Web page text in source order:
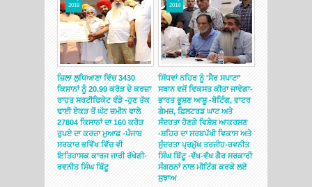
ਜ਼ਿਲਾ ਲੁਧਿਆਣਾ ਵਿੱਚ 3430
ਕਿਸਾਨਾਂ ਨੂੰ 20.99 ਕਰੋੜ ਦੇ ਕਰਜ਼ਾ
ਰਾਹਤ ਸਰਟੀਫਿਕੇਟ ਵੰਡੇ -ਹੁਣ ਤੱਕ
ਢਾਈ ਏਕੜ ਤੋਂ ਘੱਟ ਜ਼ਮੀਨ ਵਾਲੇ
27804 ਕਿਸਾਨਾਂ ਦਾ 160 ਕਰੋੜ
ਰੁਪਏ ਦਾ ਕਰਜ਼ਾ ਮੁਆਫ਼ -ਪੰਜਾਬ
ਸਰਕਾਰ ਭਵਿੱਖ ਵਿੱਚ ਵੀ
ਇਤਿਹਾਸਕ ਕਾਰਜ ਜਾਰੀ ਰੱਖੇਗੀ-
ਰਵਨੀਤ ਸਿੰਘ ਬਿੱਟੂ
2018
ਸਿੱਧਵਾਂ ਨਹਿਰ ਨੂੰ 'ਸੈਰ ਸਪਾਟਾ'
ਸਥਾਨ ਵਜੋਂ ਵਿਕਸਤ ਕੀਤਾ ਜਾਵੇਗਾ-
ਭਾਰਤ ਭੂਸ਼ਣ ਆਸ਼ੂ -ਬੋਟਿੰਗ, ਵਾਟਰ
ਗੇਮਜ਼, ਫ਼ਿਲਟਰਡ ਘਾਟ ਅਤੇ
ਸੰਦਰਤਾ ਹੋਣਗੇ ਵਿਸ਼ੇਸ਼ ਆਕਰਸ਼ਣ
-ਸ਼ਹਿਰ ਦਾ ਸਰਬਪੱਖੀ ਵਿਕਾਸ ਅਤੇ
ਸੁੰਦਰਤਾ ਪ੍ਰਮੁੱਖ ਤਰਜੀਹ-ਰਵਨੀਤ
ਸਿੰਘ ਬਿੱਟੂ -ਵੱਖ-ਵੱਖ ਗੈਰ ਸਰਕਾਰੀ
ਸੰਗਠਨਾਂ ਨਾਲ ਮੀਟਿੰਗ ਕਰਕੇ ਲਏ
ਸੁਝਾਅ
2018